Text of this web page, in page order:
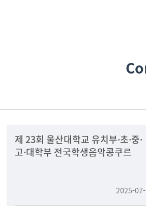
제 23회 울산대학교 유치부·초·중·
고·대학부 전국학생음악콩쿠르
2025-